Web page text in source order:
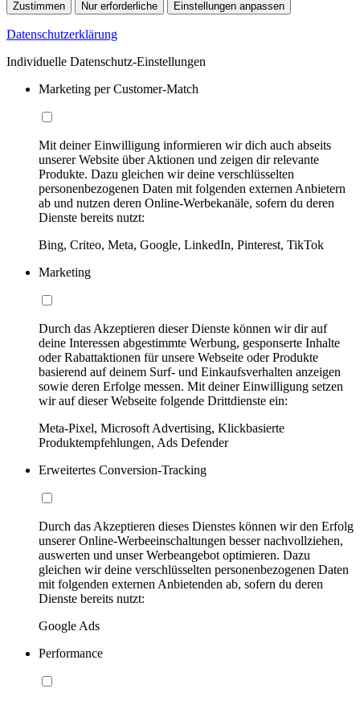
Zustimmen Nur erforderliche Einstellungen anpassen
Datenschutzerklärung
Individuelle Datenschutz-Einstellungen
Marketing per Customer-Match
Mit deiner Einwilligung informieren wir dich auch abseits
unserer Website über Aktionen und zeigen dir relevante
Produkte. Dazu gleichen wir deine verschlüsselten
personenbezogenen Daten mit folgenden externen Anbietern
ab und nutzen deren Online-Werbekanäle, sofern du deren
Dienste bereits nutzt:
Bing, Criteo, Meta, Google, LinkedIn, Pinterest, TikTok
Marketing
Durch das Akzeptieren dieser Dienste können wir dir auf
deine Interessen abgestimmte Werbung, gesponserte Inhalte
oder Rabattaktionen für unsere Webseite oder Produkte
basierend auf deinem Surf- und Einkaufsverhalten anzeigen
sowie deren Erfolge messen. Mit deiner Einwilligung setzen
wir auf dieser Webseite folgende Drittdienste ein:
Meta-Pixel, Microsoft Advertising, Klickbasierte
Produktempfehlungen, Ads Defender
Erweitertes Conversion-Tracking
Durch das Akzeptieren dieses Dienstes können wir den Erfolg
unserer Online-Werbeeinschaltungen besser nachvollziehen,
auswerten und unser Werbeangebot optimieren. Dazu
gleichen wir deine verschlüsselten personenbezogenen Daten
mit folgenden externen Anbietenden ab, sofern du deren
Dienste bereits nutzt:
Google Ads
Performance